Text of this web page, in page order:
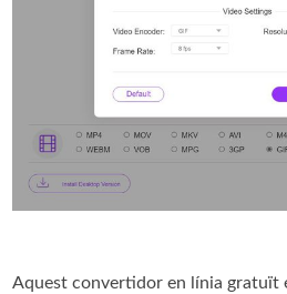
Aquest convertidor en línia gratuït